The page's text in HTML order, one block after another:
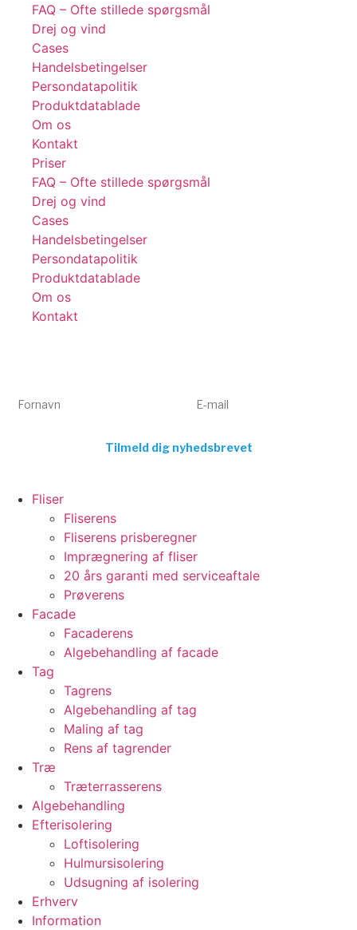
FAQ – Ofte stillede spørgsmål
Drej og vind
Cases
Handelsbetingelser
Persondatapolitik
Produktdatablade
Om os
Kontakt
Priser
FAQ – Ofte stillede spørgsmål
Drej og vind
Cases
Handelsbetingelser
Persondatapolitik
Produktdatablade
Om os
Kontakt
Tilmeld dig nyhedsbrevet
Fliser
Fliserens
Fliserens prisberegner
Imprægnering af fliser
20 års garanti med serviceaftale
Prøverens
Facade
Facaderens
Algebehandling af facade
Tag
Tagrens
Algebehandling af tag
Maling af tag
Rens af tagrender
Træ
Træterrasserens
Algebehandling
Efterisolering
Loftisolering
Hulmursisolering
Udsugning af isolering
Erhverv
Information